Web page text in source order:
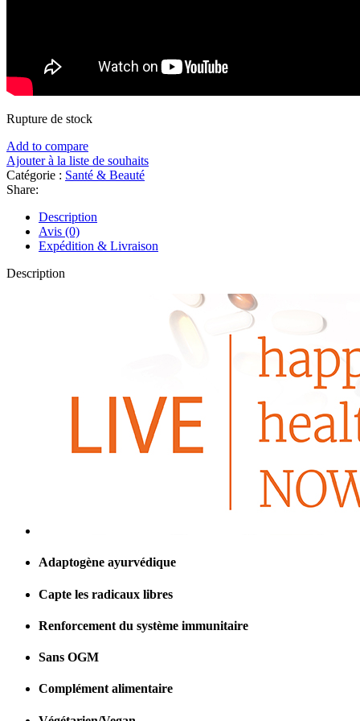
Rupture de stock
Add to compare
Ajouter à la liste de souhaits
Catégorie : Santé & Beauté
Share:
Description
Avis (0)
Expédition & Livraison
Description
Adaptogène ayurvédique
Capte les radicaux libres
Renforcement du système immunitaire
Sans OGM
Complément alimentaire